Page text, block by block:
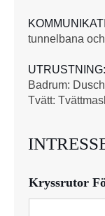
tunnelbana
UTRUSTNING:
Badrum: Dusch
Tvätt:
Kryssrutor